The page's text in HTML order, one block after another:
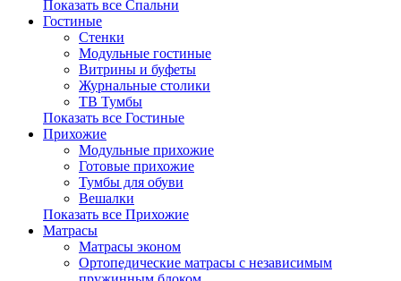
Показать все Спальни
Гостиные
Стенки
Модульные гостиные
Витрины и буфеты
Журнальные столики
ТВ Тумбы
Показать все Гостиные
Прихожие
Модульные прихожие
Готовые прихожие
Тумбы для обуви
Вешалки
Показать все Прихожие
Матрасы
Матрасы эконом
Ортопедические матрасы с независимым